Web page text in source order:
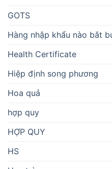
GOTS
Hàng nhập khẩu nào bắt
Health Certificate
Hiệp định song phương
Hoa quả
hợp quy
HỢP QUY
HS